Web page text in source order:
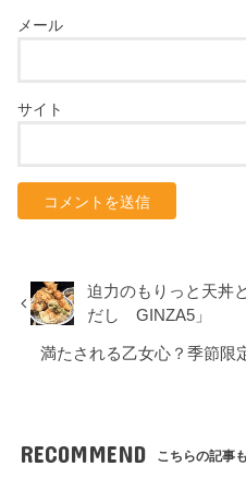
メール
サイト
迫力のもりっと天丼
だし GINZA5」
満たされる乙女心？季節限
RECOMMEND こちらの記事